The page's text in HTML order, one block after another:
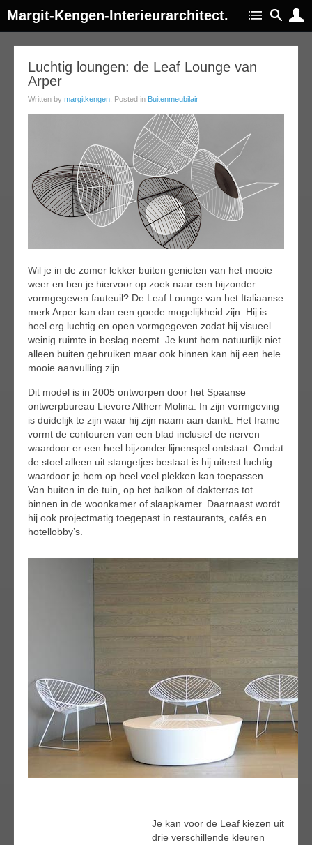
Margit-Kengen-Interieurarchitect.
Luchtig loungen: de Leaf Lounge van
Arper
Written by margitkengen . Posted in Buitenmeubilair
Wil je in de zomer lekker buiten genieten van het mooie
weer en ben je hiervoor op zoek naar een bijzonder
vormgegeven fauteuil? De Leaf Lounge van het Italiaanse
merk Arper kan dan een goede mogelijkheid zijn. Hij is
heel erg luchtig en open vormgegeven zodat hij visueel
weinig ruimte in beslag neemt. Je kunt hem natuurlijk niet
alleen buiten gebruiken maar ook binnen kan hij een hele
mooie aanvulling zijn.
Dit model is in 2005 ontworpen door het Spaanse
ontwerpbureau Lievore Altherr Molina. In zijn vormgeving
is duidelijk te zijn waar hij zijn naam aan dankt. Het frame
vormt de contouren van een blad inclusief de nerven
waardoor er een heel bijzonder lijnenspel ontstaat. Omdat
de stoel alleen uit stangetjes bestaat is hij uiterst luchtig
waardoor je hem op heel veel plekken kan toepassen.
Van buiten in de tuin, op het balkon of dakterras tot
binnen in de woonkamer of slaapkamer. Daarnaast wordt
hij ook projectmatig toegepast in restaurants, cafés en
hotellobby’s.
Je kan voor de Leaf kiezen uit
drie verschillende kleuren